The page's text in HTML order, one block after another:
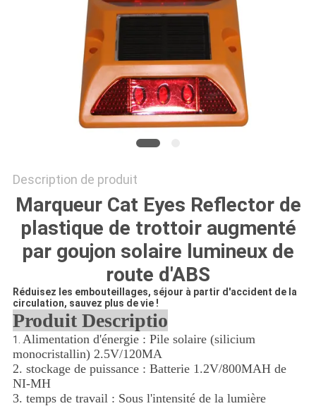
POLITIQUE
DE
CONFIDENTIALITÉ
Description de produit
Marqueur Cat Eyes Reflector de
plastique de trottoir augmenté
par goujon solaire lumineux de
route d'ABS
Réduisez les embouteillages, séjour à partir d'accident de la
circulation, sauvez plus de vie !
Produit Descriptio
1. Alimentation d'énergie : Pile solaire (silicium
monocristallin) 2.5V/120MA
2. stockage de puissance : Batterie 1.2V/800MAH de
NI-MH
3. temps de travail : Sous l'intensité de la lumière